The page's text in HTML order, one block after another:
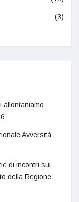
(3)
allontaniamo
Avversità
di incontri sul
della Regione